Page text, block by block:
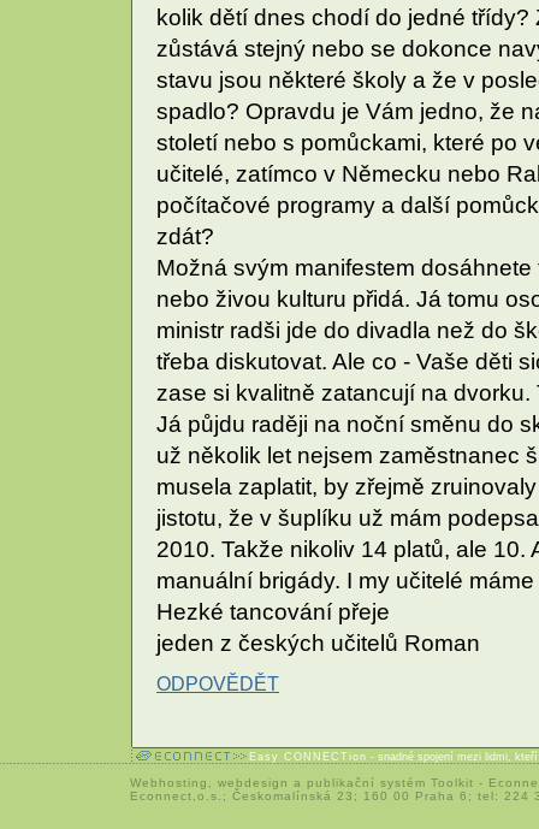
kolik dětí dnes chodí do jedné
zůstává stejný nebo se dokonce
stavu jsou některé školy a že v
spadlo? Opravdu je Vám jedno, že
století nebo s pomůckami, které po
učitelé, zatímco v Německu nebo
počítačové programy a další
zdát?
Možná svým manifestem
nebo živou kulturu přidá. Já tomu
ministr radši jde do divadla než do
třeba diskutovat. Ale co - Vaše děti
zase si kvalitně zatancují na
Já půjdu raději na noční směnu do
už několik let nejsem zaměstnanec
musela zaplatit, by zřejmě
jistotu, že v šuplíku už mám
2010. Takže nikoliv 14 platů, ale
manuální brigády. I my učitelé
Hezké tancování přeje
jeden z českých učitelů Roman
ODPOVĚDĚT
Easy CONNECTion - snadné spojení mezi lidmi,
Webhosting webdesign a publikační systém Toolkit -
Econnect,o.s.; Českomalínská 23; 160 00 Praha 6; tel: 224